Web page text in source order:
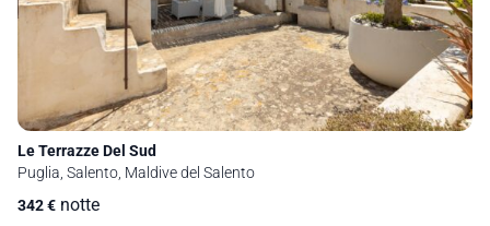
Le Terrazze Del Sud
Puglia, Salento, Maldive del Salento
342€ notte